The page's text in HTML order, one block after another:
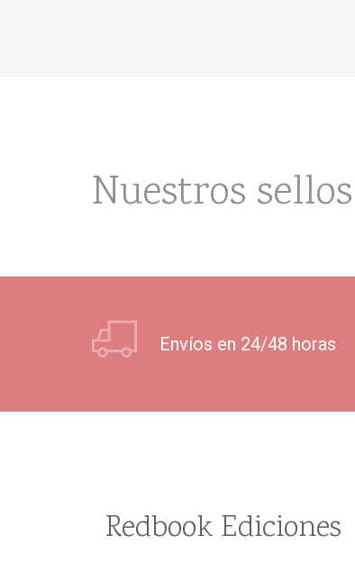
Nuestros sellos
Envíos en 24/48 horas
Redbook Ediciones